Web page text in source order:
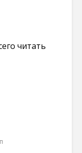
читать